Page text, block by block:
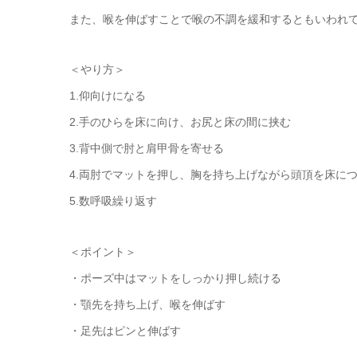
また、喉を伸ばすことで喉の不調を緩和するともいわれ
＜やり方＞
1.仰向けになる
2.手のひらを床に向け、お尻と床の間に挟む
3.背中側で肘と肩甲骨を寄せる
4.両肘でマットを押し、胸を持ち上げながら頭頂を床につ
5.数呼吸繰り返す
＜ポイント＞
・ポーズ中はマットをしっかり押し続ける
・顎先を持ち上げ、喉を伸ばす
・足先はピンと伸ばす